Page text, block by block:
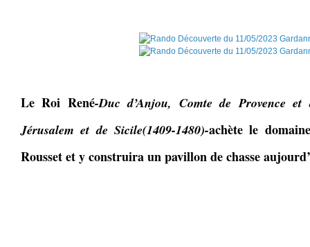
Le Roi René-Duc d’Anjou, Comte de Provence
Jérusalem et de Sicile(1409-1480)-achète le
Rousset et y construira un pavillon de chasse